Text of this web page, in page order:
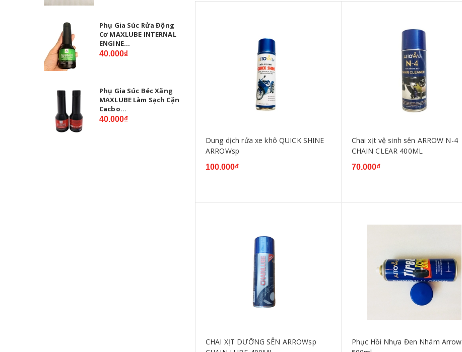
Dung dịch rửa xe khô QUICK SHINE
ARROWsp
100.000₫
Chai xịt vệ sinh sên ARROW N-4
CHAIN CLEAR 400ML
70.000₫
CHAI XỊT DƯỠNG SÊN ARROWsp
Phục Hồi Nhựa Đen Nhám Arrow
Phụ Gia Súc Rửa Động
Cơ MAXLUBE INTERNAL
ENGINE...
40.000₫
Phụ Gia Súc Béc Xăng
MAXLUBE Làm Sạch Cặn
Cacbo...
40.000₫